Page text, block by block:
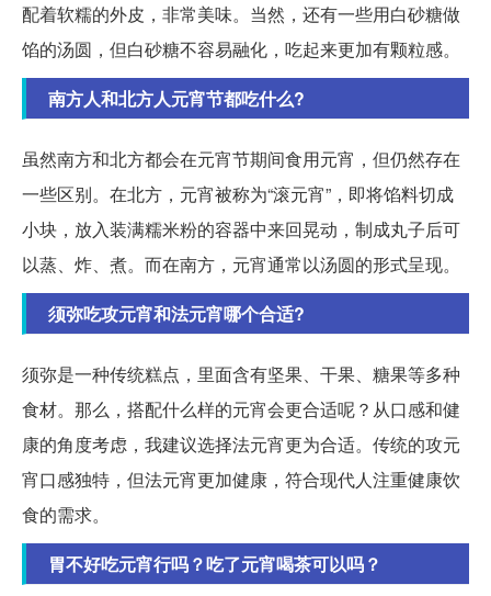
配着软糯的外皮，非常美味。当然，还有一些用白砂糖做
馅的汤圆，但白砂糖不容易融化，吃起来更加有颗粒感。
南方人和北方人元宵节都吃什么?
虽然南方和北方都会在元宵节期间食用元宵，但仍然存在
一些区别。在北方，元宵被称为“滚元宵”，即将馅料切成
小块，放入装满糯米粉的容器中来回晃动，制成丸子后可
以蒸、炸、煮。而在南方，元宵通常以汤圆的形式呈现。
须弥吃攻元宵和法元宵哪个合适?
须弥是一种传统糕点，里面含有坚果、干果、糖果等多种
食材。那么，搭配什么样的元宵会更合适呢？从口感和健
康的角度考虑，我建议选择法元宵更为合适。传统的攻元
宵口感独特，但法元宵更加健康，符合现代人注重健康饮
食的需求。
胃不好吃元宵行吗？吃了元宵喝茶可以吗？